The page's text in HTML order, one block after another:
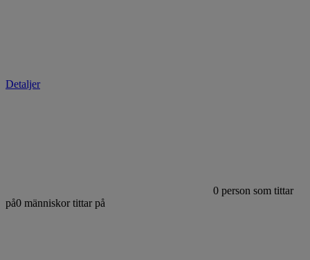
Detaljer
0 person som tittar
på0 människor tittar på